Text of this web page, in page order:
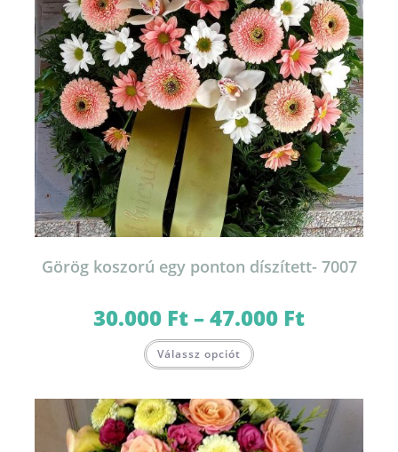
Görög koszorú egy ponton díszített- 7007
30.000 Ft–47.000 Ft30.000 Ft
Válassz opciót a
van.
A
változatok
a